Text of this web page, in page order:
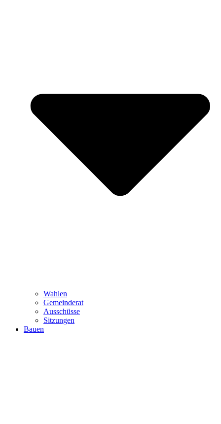
Wahlen
Gemeinderat
Ausschüsse
Sitzungen
Bauen